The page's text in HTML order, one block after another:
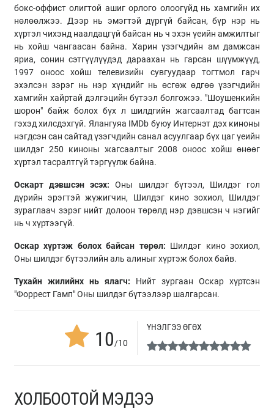
бокс-оффист олигтой ашиг орлого олоогүйд нь хамгийн их
нөлөөлжээ. Дээр нь эмэгтэй дүргүй байсан, бүр нэр нь
хүртэл чихэнд наалдацгүй байсан нь ч эхэн үеийн амжилтыг
нь хойш чангаасан байна. Харин үзэгчдийн ам дамжсан
яриа, сонин сэтгүүлүүдэд дараахан нь гарсан шүүмжүүд,
1997 оноос хойш телевизийн сувгуудаар тогтмол гарч
эхэлсэн зэрэг нь нэр хүндийг нь өсгөж өдгөө үзэгчдийн
хамгийн хайртай дэлгэцийн бүтээл болгожээ. "Шоушенкийн
шорон" байж болох бүх л шилдгийн жагсаалтад багтсан
гэхэд хилсдэхгүй. Ялангуяа IMDb буюу Интернэт дэх киноны
нэгдсэн сан сайтад үзэгчдийн санал асуулгаар бүх цаг үеийн
шилдэг 250 киноны жагсаалтыг 2008 оноос хойш өнөөг
хүртэл тасралтгүй тэргүүлж байна.
Оскарт дэвшсэн эсэх:Оны шилдэг бүтээл, Шилдэг гол
дүрийн эрэгтэй жүжигчин, Шилдэг кино зохиол, Шилдэг
зураглаач зэрэг нийт долоон төрөлд нэр дэвшсэн ч нэгийг
нь ч хүртээгүй.
Оскар хүртэж болох байсан төрөл: Шилдэг кино зохиол,
Оны шилдэг бүтээлийн аль алиныг хүртэж болох байв.
Тухайн жилийнх нь ялагч: Нийт зургаан Оскар хүртсэн
"Форрест Гамп" Оны шилдэг бүтээлээр шалгарсан.
10/10
ҮНЭЛГЭЭ ӨГӨХ
ХОЛБООТОЙ МЭДЭЭ